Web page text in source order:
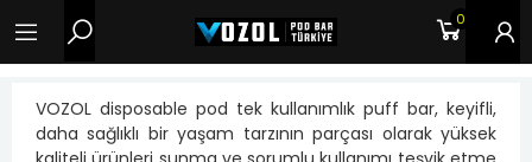
0
VOZOL disposable pod tek kullanımlık puff bar, keyifli,
daha sağlıklı bir yaşam tarzının parçası olarak yüksek